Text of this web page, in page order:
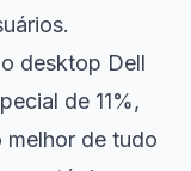
desktop Dell
de 11%,
melhor de tudo